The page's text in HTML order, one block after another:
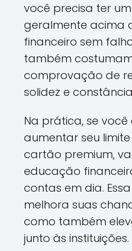
você precisa ter
geralmente acima
financeiro sem
também
comprovação de
solidez e
Na prática, se
aumentar seu
cartão premium,
educação
contas em dia.
melhora suas
como também
junto às instituições.